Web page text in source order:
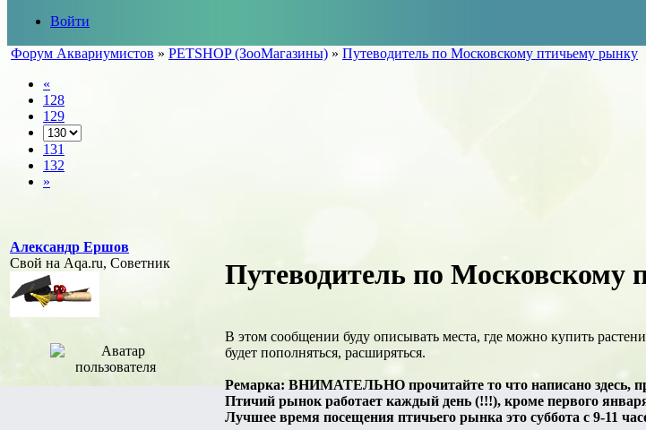
Войти
Форум Аквариумистов » PETSHOP (ЗооМагазины) » Путеводитель по Московскому птичьему рынку
«
128
129
131
132
»
Александр Ершов
Свой на Aqa.ru, Советник
Путеводитель по Московскому
В этом сообщении буду описывать места, где можно купить
будет пополняться, расширяться.
Ремарка: ВНИМАТЕЛЬНО прочитайте то что написано здесь,
Птичий рынок работает каждый день (!!!), кроме первого
Лучшее время посещения птичьего рынка это суббота с 9-11